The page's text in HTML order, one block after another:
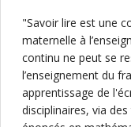
"Savoir lire est une
maternelle à
continu ne peut se
l’enseignement du
apprentissage de
disciplinaires, via